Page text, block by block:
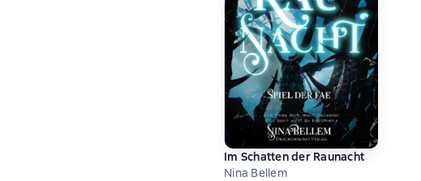
Im Schatten der Raunacht
Nina Bellem